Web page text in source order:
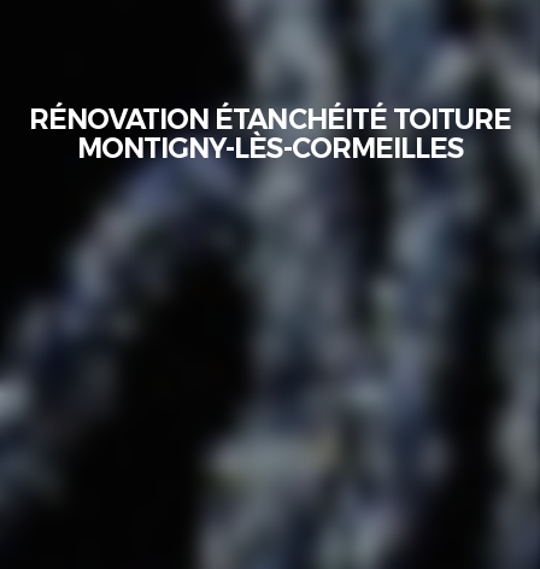
RÉNOVATION ÉTANCHÉITÉ TOITURE
MONTIGNY-LÈS-CORMEILLES